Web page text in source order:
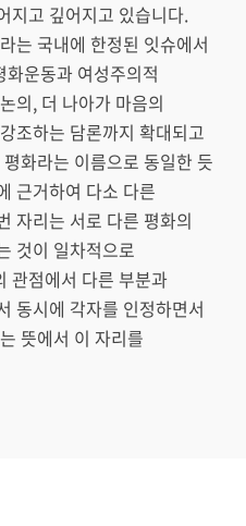
지고 깊어지고 있습니다.
는 국내에 한정된 잇슈에서
운동과 여성주의적
의, 더 나아가 마음의
조하는 담론까지 확대되고
화라는 이름으로 동일한 듯
근거하여 다소 다른
자리는 서로 다른 평화의
것이 일차적으로
관점에서 다른 부분과
동시에 각자를 인정하면서
뜻에서 이 자리를